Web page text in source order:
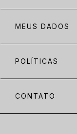
MEUS DADOS
POLÍTICAS
CONTATO